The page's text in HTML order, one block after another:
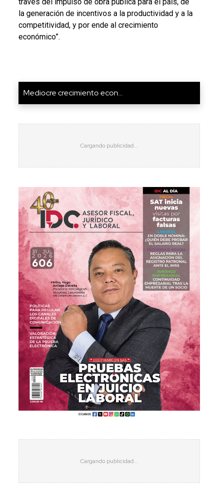
la generación de incentivos a la productividad y a la
competitividad, y por ende al crecimiento
económico”.
Mediocre crecimiento econ...